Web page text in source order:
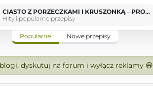
CIASTO Z PORZECZKAMI I KRUSZONKĄ – PROSTY WYPIEK NA LATO
Hity i popularne przepisy
Popularne Nowe przepisy
dyskutuj na forum i wyłącz reklamy 😄